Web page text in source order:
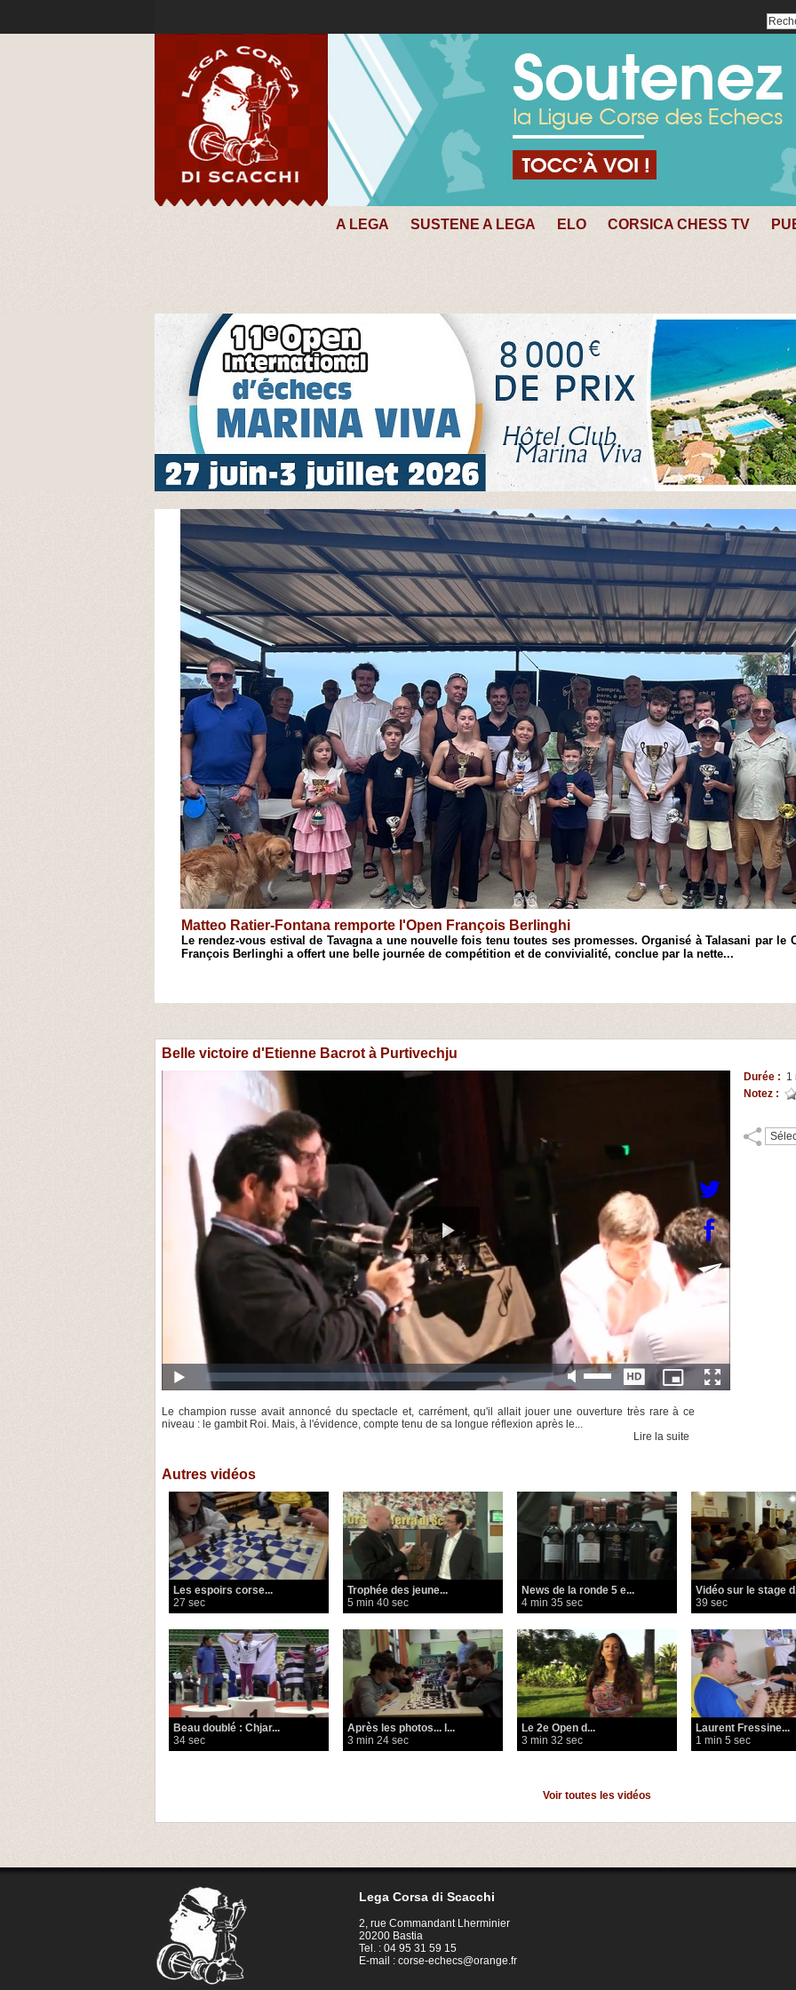
A LEGA SUSTENE A LEGA ELO CORSICA CHESS TV
Antoine Cristofari remporte l'Open de Ciamannacce
Après une semaine de stage consacrée à l'initiation et au perfectionnement de jeunes joueurs du Taravo, la
s'est conclue par son traditionnel Open de blitz. Réunissant 42 participants venus de plusieurs régions,...
Belle victoire d'Etienne Bacrot à Purtivechju
Durée : 1
Notez :
Le champion russe avait annoncé du spectacle et, carrément, qu'il allait jouer une ouverture très rare à ce
niveau : le gambit Roi. Mais, à l'évidence, compte tenu de sa longue réflexion après le...
Lire la suite
Autres vidéos
Les espoirs corse...
27 sec
Trophée des jeune...
5 min 40 sec
News de la ronde 5 e...
4 min 35 sec
Vidéo sur le stage
39 sec
Beau doublé : Chjar...
34 sec
Après les photos... l...
3 min 24 sec
Le 2e Open d...
3 min 32 sec
Laurent Fressine...
1 min 5 sec
Voir toutes les vidéos
Lega Corsa di Scacchi
2, rue Commandant Lherminier
20200 Bastia
Tel. : 04 95 31 59 15
E-mail : corse-echecs@orange.fr